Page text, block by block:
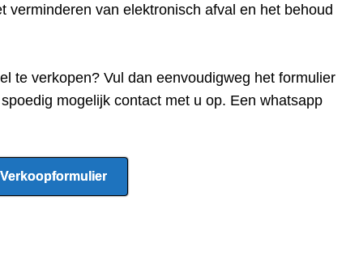
verminderen van elektronisch afval en het behoud
te verkopen? Vul dan eenvoudigweg het formulier
mogelijk contact met u op. Een whatsapp
Verkoopformulier